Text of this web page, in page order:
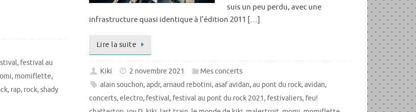
, festival au
, momiflette,
, rap, rock,shady
suis un peu perdu, avec une
infrastructure quasi identique à l’édition 2011 […]
Lire la suite
Kiki 2 novembre 2021
Mes concerts
alain souchon,apdr,arnaud rebotini,asaf avidan,au pont du rock,avidan,
concerts,electro, festival, festival au pont du rock 2021, festivaliers, feu!